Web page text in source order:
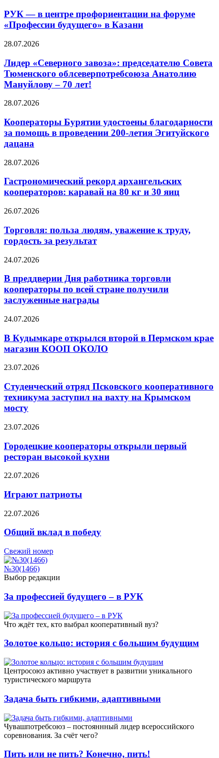
РУК — в центре профориентации на форуме
«Профессии будущего» в Казани
28.07.2026
Лидер «Северного завоза»: председателю Совета
Тюменского облсеверпотребсоюза Анатолию
Мануйлову – 70 лет!
28.07.2026
Кооператоры Бурятии удостоены благодарности
за помощь в проведении 200-летия Эгитуйского
дацана
28.07.2026
Гастрономический рекорд архангельских
кооператоров: каравай на 80 кг и 30 яиц
26.07.2026
Торговля: польза людям, уважение к труду,
гордость за результат
24.07.2026
В преддверии Дня работника торговли
кооператоры по всей стране получили
заслуженные награды
24.07.2026
В Кудымкаре открылся второй в Пермском крае
магазин КООП ОКОЛО
23.07.2026
Студенческий отряд Псковского кооперативного
техникума заступил на вахту на Крымском
мосту
23.07.2026
Городецкие кооператоры открыли первый
ресторан высокой кухни
22.07.2026
Играют патриоты
22.07.2026
Общий вклад в победу
Свежий номер
№30(1466)
Выбор редакции
За профессией будущего – в РУК
Что ждёт тех, кто выбрал кооперативный вуз?
Золотое кольцо: история с большим будущим
Центросоюз активно участвует в развитии уникального
туристического маршрута
Задача быть гибкими, адаптивными
Чувашпотребсоюз – постояннный лидер всероссийского
соревнования. За счёт чего?
Пить или не пить? Конечно, пить!